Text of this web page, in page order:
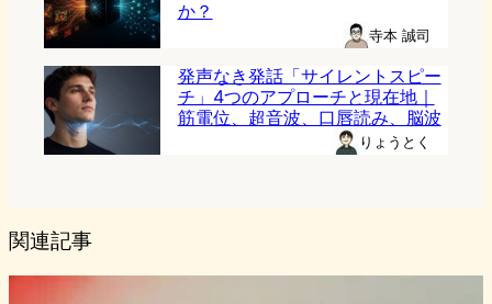
か？
寺本 誠司
発声なき発話「サイレントスピー
チ」4つのアプローチと現在地｜
筋電位、超音波、口唇読み、脳波
りょうとく
関連記事